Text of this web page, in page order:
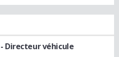
- Directeur véhicule